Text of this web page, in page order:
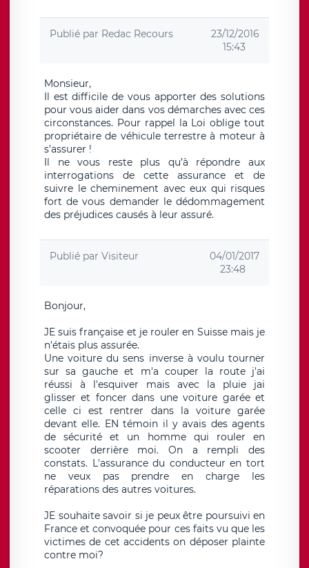
Publié par Redac Recours
23/12/2016
15:43
Monsieur,
Il est difficile de vous apporter des solutions
pour vous aider dans vos démarches avec ces
circonstances. Pour rappel la Loi oblige tout
propriétaire de véhicule terrestre à moteur à
s’assurer !
Il ne vous reste plus qu’à répondre aux
interrogations de cette assurance et de
suivre le cheminement avec eux qui risques
fort de vous demander le dédommagement
des préjudices causés à leur assuré.
Publié par Visiteur
04/01/2017
23:48
Bonjour,
JE suis française et je rouler en Suisse mais je
n'étais plus assurée.
Une voiture du sens inverse à voulu tourner
sur sa gauche et m'a couper la route j'ai
réussi à l'esquiver mais avec la pluie jai
glisser et foncer dans une voiture garée et
celle ci est rentrer dans la voiture garée
devant elle. EN témoin il y avais des agents
de sécurité et un homme qui rouler en
scooter derrière moi. On a rempli des
constats. L'assurance du conducteur en tort
ne veux pas prendre en charge les
réparations des autres voitures.
JE souhaite savoir si je peux être poursuivi en
France et convoquée pour ces faits vu que les
victimes de cet accidents on déposer plainte
contre moi?